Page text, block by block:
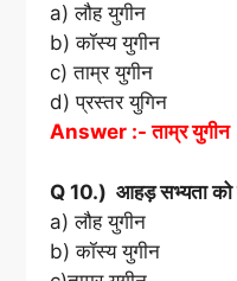
a) लौह युगीन
b) कॉस्य युगीन
c) ताम्र युगीन
d) प्रस्तर युगिन
Answer :- ताम्र युगीन
Q 10.) आहड़ सभ्यता को
a) लौह युगीन
b) कॉस्य युगीन